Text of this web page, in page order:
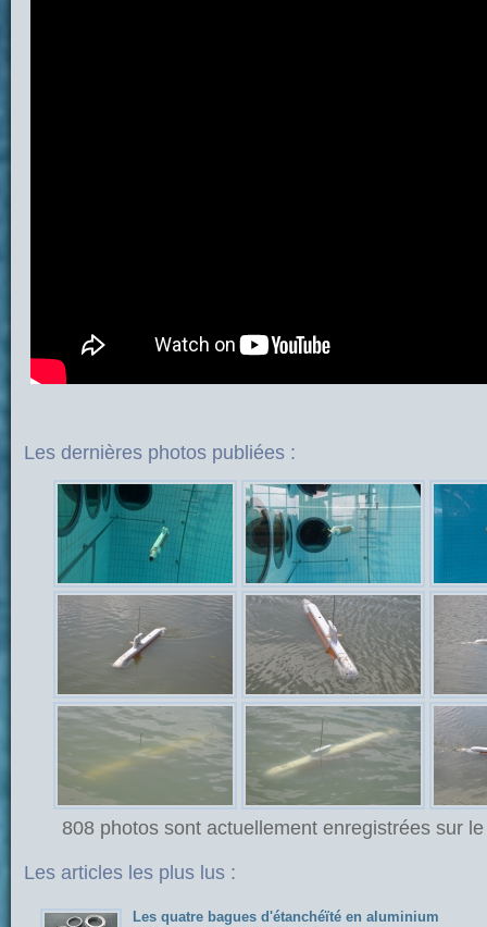
Les dernières photos publiées :
808 photos sont actuellement enregistrées sur
Les articles les plus lus :
Les quatre bagues d'étanchéïté en aluminium